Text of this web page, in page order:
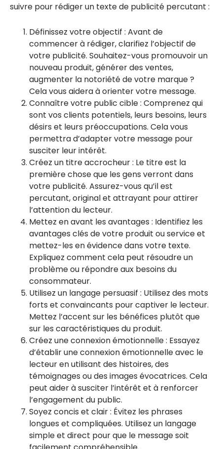
suivre pour rédiger un texte de publicité percutant :
Définissez votre objectif : Avant de
commencer à rédiger, clarifiez l’objectif de
votre publicité. Souhaitez-vous promouvoir un
nouveau produit, générer des ventes,
augmenter la notoriété de votre marque ?
Cela vous aidera à orienter votre message.
Connaître votre public cible : Comprenez qui
sont vos clients potentiels, leurs besoins, leurs
désirs et leurs préoccupations. Cela vous
permettra d’adapter votre message pour
susciter leur intérêt.
Créez un titre accrocheur : Le titre est la
première chose que les gens verront dans
votre publicité. Assurez-vous qu’il est
percutant, original et attrayant pour attirer
l’attention du lecteur.
Mettez en avant les avantages : Identifiez les
avantages clés de votre produit ou service et
mettez-les en évidence dans votre texte.
Expliquez comment cela peut résoudre un
problème ou répondre aux besoins du
consommateur.
Utilisez un langage persuasif : Utilisez des mots
forts et convaincants pour captiver le lecteur.
Mettez l’accent sur les bénéfices plutôt que
sur les caractéristiques du produit.
Créez une connexion émotionnelle : Essayez
d’établir une connexion émotionnelle avec le
lecteur en utilisant des histoires, des
témoignages ou des images évocatrices. Cela
peut aider à susciter l’intérêt et à renforcer
l’engagement du public.
Soyez concis et clair : Évitez les phrases
longues et compliquées. Utilisez un langage
simple et direct pour que le message soit